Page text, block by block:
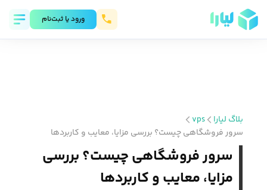
ورود يا ثبت‌نام
بلاگ لیارا
vps
سرور فروشگاهی چیست؟ بررسی مزایا، معایب و کاربردها
سرور فروشگاهی چیست؟ بررسی
مزایا، معایب و کاربردها